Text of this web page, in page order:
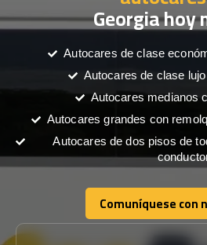
Georgia hoy
Autocares de clase
Autocares de clase
Autocares medianos
Autocares grandes con
Autocares de dos pisos de
Comuníquese con
Comuníquese con